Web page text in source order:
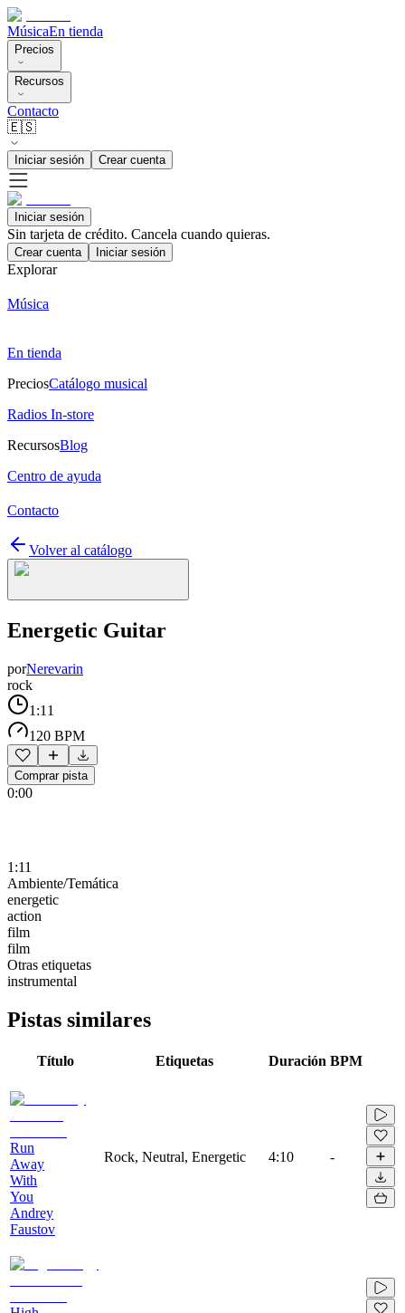
MúsicaEn tienda
Precios
Recursos
Contacto
🇪🇸
Iniciar sesión Crear cuenta
Iniciar sesión
Sin tarjeta de crédito. Cancela cuando quieras.
Crear cuenta Iniciar sesión
Explorar
Música
En tienda
PreciosCatálogo musical
Radios In-store
RecursosBlog
Centro de ayuda
Contacto
Volver al catálogo
Energetic Guitar
porNerevarin
rock
1:11
120 BPM
Comprar pista
0:00
1:11
Ambiente/Temática
energetic
action
film
film
Otras etiquetas
instrumental
Pistas similares
Título Etiquetas Duración BPM
Run
Away
With
You
Andrey
Faustov
Rock, Neutral, Energetic 4:10 -